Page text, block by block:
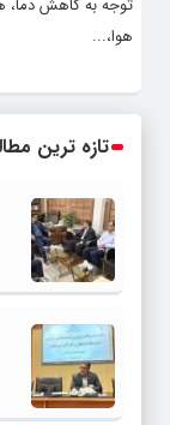
توجه به کاهش دما،
هوا،...
تازه ترین